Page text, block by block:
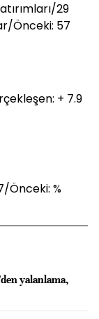
29
Önceki: 57
+ 7.9
Önceki: %
yalanlama,